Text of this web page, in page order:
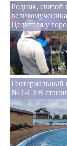
Родник, святой
Целителя у
Геотермальный
№ 1-СУВ